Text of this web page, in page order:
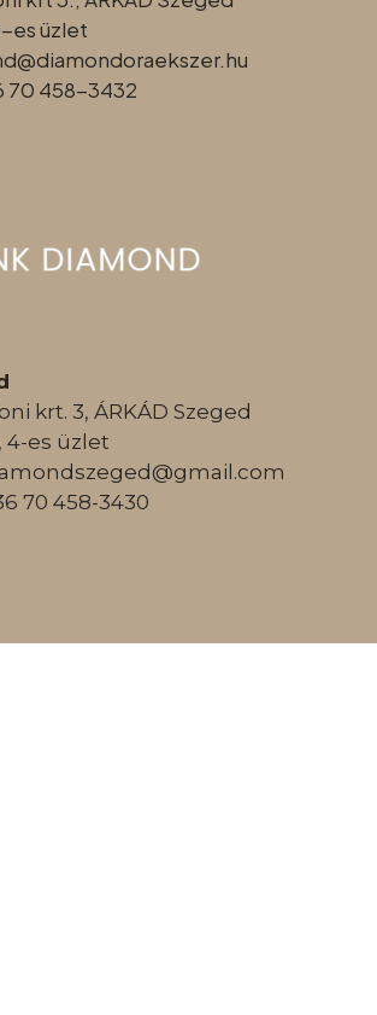
es üzlet
er.hu
70 458-3432
krt. 3, ÁRKÁD Szeged
4-es üzlet
70 458-3430